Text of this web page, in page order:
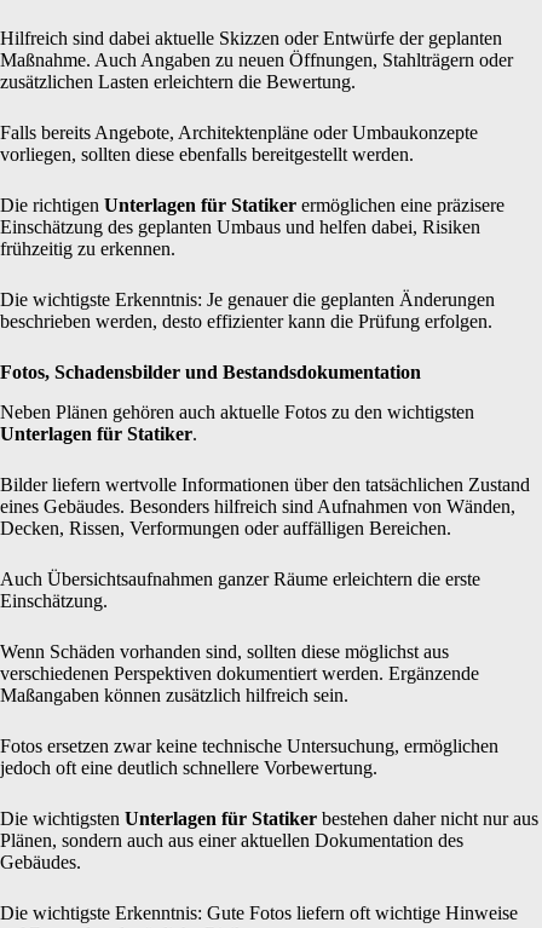
Hilfreich sind dabei aktuelle Skizzen oder Entwürfe der geplanten
Maßnahme. Auch Angaben zu neuen Öffnungen, Stahlträgern oder
zusätzlichen Lasten erleichtern die Bewertung.
Falls bereits Angebote, Architektenpläne oder Umbaukonzepte
vorliegen, sollten diese ebenfalls bereitgestellt werden.
Die richtigen Unterlagen für Statiker ermöglichen eine präzisere
Einschätzung des geplanten Umbaus und helfen dabei, Risiken
frühzeitig zu erkennen.
Die wichtigste Erkenntnis: Je genauer die geplanten Änderungen
beschrieben werden, desto effizienter kann die Prüfung erfolgen.
Fotos, Schadensbilder und Bestandsdokumentation
Neben Plänen gehören auch aktuelle Fotos zu den wichtigsten
Unterlagen für Statiker.
Bilder liefern wertvolle Informationen über den tatsächlichen Zustand
eines Gebäudes. Besonders hilfreich sind Aufnahmen von Wänden,
Decken, Rissen, Verformungen oder auffälligen Bereichen.
Auch Übersichtsaufnahmen ganzer Räume erleichtern die erste
Einschätzung.
Wenn Schäden vorhanden sind, sollten diese möglichst aus
verschiedenen Perspektiven dokumentiert werden. Ergänzende
Maßangaben können zusätzlich hilfreich sein.
Fotos ersetzen zwar keine technische Untersuchung, ermöglichen
jedoch oft eine deutlich schnellere Vorbewertung.
Die wichtigsten Unterlagen für Statiker bestehen daher nicht nur aus
Plänen, sondern auch aus einer aktuellen Dokumentation des
Gebäudes.
Die wichtigste Erkenntnis: Gute Fotos liefern oft wichtige Hinweise